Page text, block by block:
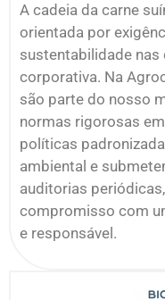
A cadeia da carne
orientada por
sustentabilidade
corporativa. Na
são parte do nosso
normas rigorosas
políticas
ambiental e
auditorias
compromisso com
e responsável.